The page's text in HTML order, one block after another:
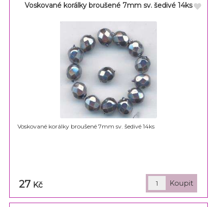
Voskované korálky broušené 7mm sv. šedivé 14ks
Voskované korálky broušené 7mm sv. šedivé 14ks
27 Kč